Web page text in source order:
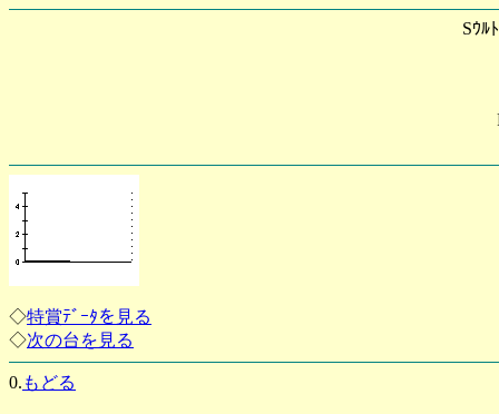
Sｳﾙ
◇特賞ﾃﾞｰﾀを見る
◇次の台を見る
0. もどる